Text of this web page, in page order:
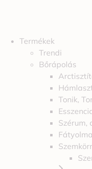
Termékek
Trendi
Bőrápolás
Tonik,
Szérum,